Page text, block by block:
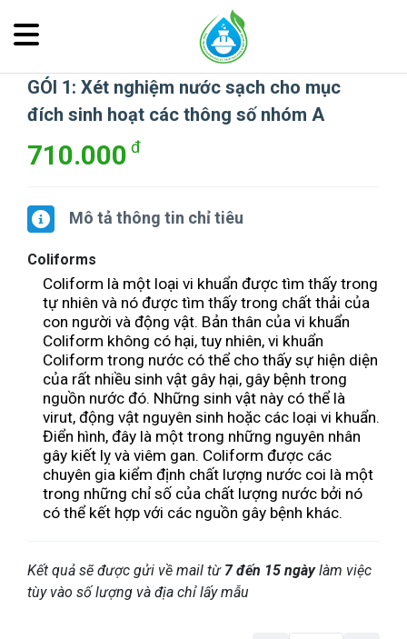
GÓI 1: Xét nghiệm nước sạch cho mục
đích sinh hoạt các thông số nhóm A
710.000
Mô tả thông tin chỉ tiêu
Coliforms
Coliform là một loại vi khuẩn được tìm thấy trong
tự nhiên và nó được tìm thấy trong chất thải của
con người và động vật. Bản thân của vi khuẩn
Coliform không có hại, tuy nhiên, vi khuẩn
Coliform trong nước có thể cho thấy sự hiện diện
của rất nhiều sinh vật gây hại, gây bệnh trong
nguồn nước đó. Những sinh vật này có thể là
virut, động vật nguyên sinh hoặc các loại vi khuẩn.
Điển hình, đây là một trong những nguyên nhân
gây kiết lỵ và viêm gan. Coliform được các
chuyên gia kiểm định chất lượng nước coi là một
trong những chỉ số của chất lượng nước bởi nó
có thể kết hợp với các nguồn gây bệnh khác.
Kết quả sẽ được gửi về mail từ 7 đến 15 ngàylàm việc
tùy vào số lượng và địa chỉ lấy mẫu